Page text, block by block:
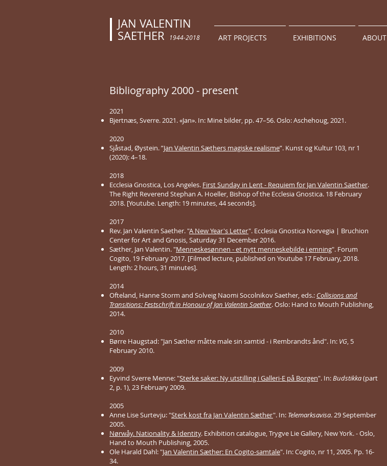
JAN VALENTIN
SAETHER
1944-2018 ART PROJECTS EXHIBITIONS ABOUT
Bibliography 2000 - present
2021
Bjertnæs, Sverre. 2021. «Jan». In: Mine bilder, pp. 47–56. Oslo: Aschehoug, 2021.
2020
Sjåstad, Øystein. ”Jan Valentin Sæthers magiske realisme”. Kunst og Kultur 103, nr 1
(2020): 4–18.
2018
Ecclesia Gnostica, Los Angeles. First Sunday in Lent - Requiem for Jan Valentin Saether.
The Right Reverend Stephan A. Hoeller, Bishop of the Ecclesia Gnostica. 18 February
2018. [Youtube. Length: 19 minutes, 44 seconds].
2017
Rev. Jan Valentin Saether. "A New Year's Letter". Ecclesia Gnostica Norvegia | Bruchion
Center for Art and Gnosis, Saturday 31 December 2016.
Sæther, Jan Valentin. "Menneskesønnen - et nytt menneskebilde i emning". Forum
Cogito, 19 February 2017. [Filmed lecture, published on Youtube 17 February, 2018.
Length: 2 hours, 31 minutes].
2014
Ofteland, Hanne Storm and Solveig Naomi Socolnikov Saether, eds.: Collisions and
Transitions: Festschrift in Honour of Jan Valentin Saether. Oslo: Hand to Mouth Publishing,
2014.
2010
Børre Haugstad: "Jan Sæther måtte male sin samtid - i Rembrandts ånd". In: VG, 5
February 2010.
2009
Eyvind Sverre Menne: "Sterke saker: Ny utstilling i Galleri-E på Borgen". In:Budstikka(part
2, p. 1), 23 February 2009.
2005
Anne Lise Surtevju: "Sterk kost fra Jan Valentin Sæther". In: Telemarksavisa. 29 September
2005.
Nørwåy. Nationality & Identity. Exhibition catalogue, Trygve Lie Gallery, New York. - Oslo,
Hand to Mouth Publishing, 2005.
Ole Harald Dahl: "Jan Valentin Sæther: En Cogito-samtale". In: Cogito, nr 11, 2005. Pp. 16-
34.